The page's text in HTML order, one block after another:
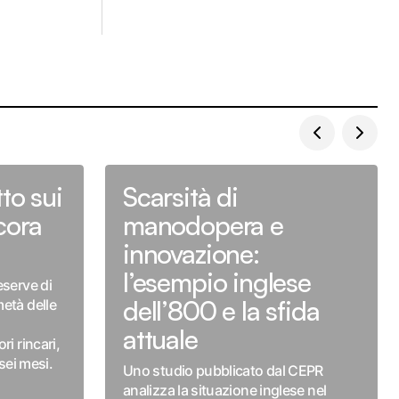
sui
di
delle
rincari,
mesi.
Scarsità di
manodopera e
innovazione:
l’esempio inglese
dell’800 e la sfida
attuale
Uno studio pubblicato dal CEPR
analizza la situazione inglese nel